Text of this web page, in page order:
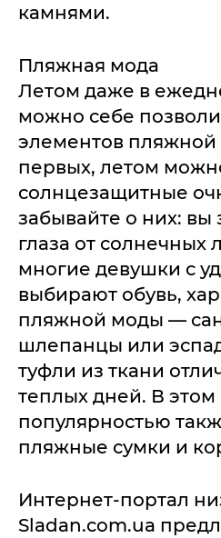
камнями.
Пляжная мода
Летом даже в
можно себе
элементов
первых, летом
солнцезащитные
забывайте о них:
глаза от солнечных
многие девушки с
выбирают обувь,
пляжной моды —
шлепанцы или
туфли из ткани
теплых дней. В
популярностью
пляжные сумки и
Интернет-портал
Sladan.com.ua